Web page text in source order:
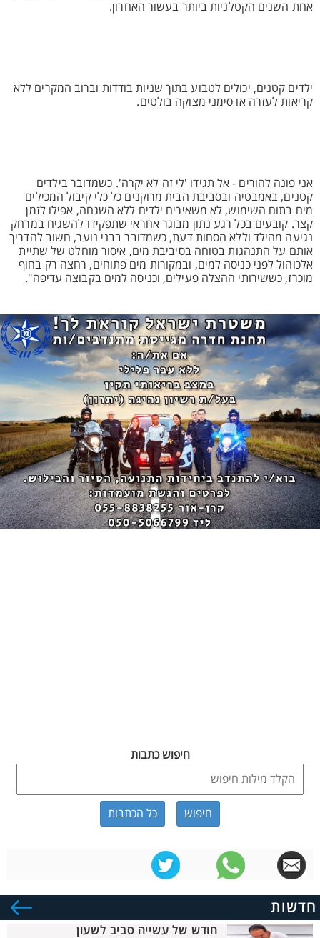
אחת השנים הקטלניות ביותר בעשור האחרון.
ילדים קטנים, יכולים לטבוע בתוך שניות בודדות וברוב המקרים ללא
קריאות לעזרה או סימני מצוקה בולטים.
אני פונה להורים - אל תגידו 'לי זה לא יקרה'. כשמדובר בילדים
קטנים, באמבטיה ובסביבת הבית מרוקנים כל כלי קיבול המכילים
מים בתום השימוש, לא משאירים ילדים ללא השגחה, אפילו לזמן
קצר. קובעים בכל רגע נתון מבוגר אחראי שתפקידו להשגיח במרחק
נגיעה מהילד וללא הסחות דעת, כשמדובר בבני נוער, חשוב להדריך
אותם על התנהגות בטוחה בסיביבת מים, איסור מוחלט של שתיית
אלכוהול לפני כניסה למים, ובמקורות מים פתוחים, רחצה רק בחוף
מוכרז, כששירותי ההצלה פעילים, וכניסה למים בקבוצה עדיפה".
חיפוש כתבות
כל הכתבות
חדשות
חודש של עשייה סביב לשעון